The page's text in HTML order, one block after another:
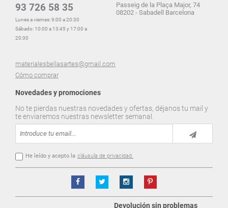
93 726 58 35
Lunes a viernes: 9:00 a 20:30
Sábado: 10:00 a 13:45 y 17:00 a
20:30
materialesbellasartes@gmail.com
Cómo comprar
Passeig de la Plaça Major, 74
08202 - Sabadell Barcelona
Novedades y promociones
No te pierdas nuestras novedades y ofertas, déjanos tu mail y
te enviaremos nuestras newsletter semanal.
He leído y acepto la cláusula de privacidad.
Devolución sin problemas